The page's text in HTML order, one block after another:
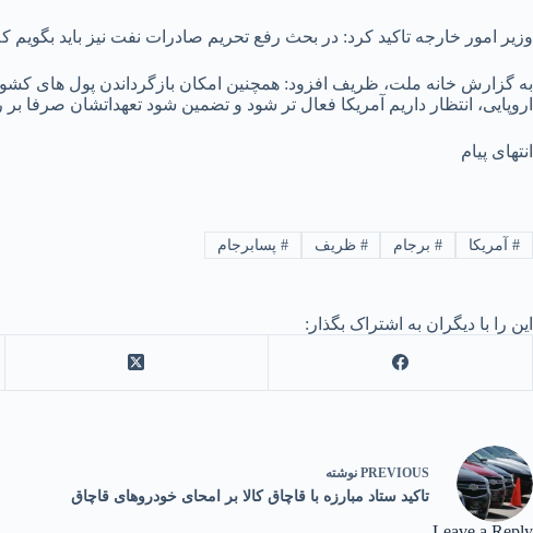
وزیر امور خارجه تاکید کرد: در بحث رفع تحریم صادرات نفت نیز باید
به گزارش خانه ملت، ظریف افزود: همچنین امکان بازگرداندن پول های
اروپایی، انتظار داریم آمریکا فعال تر شود و تضمین شود تعهداتشان صرفا
انتهای پیام
#آمریکا #برجام # ظریف # پسابرجام
این را با دیگران به اشتراک بگذار:
PREVIOUS نوشته
تاکید ستاد مبارزه با قاچاق کالا بر امحای خودروهای قاچاق